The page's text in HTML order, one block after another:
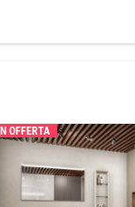
IN OFFERTA